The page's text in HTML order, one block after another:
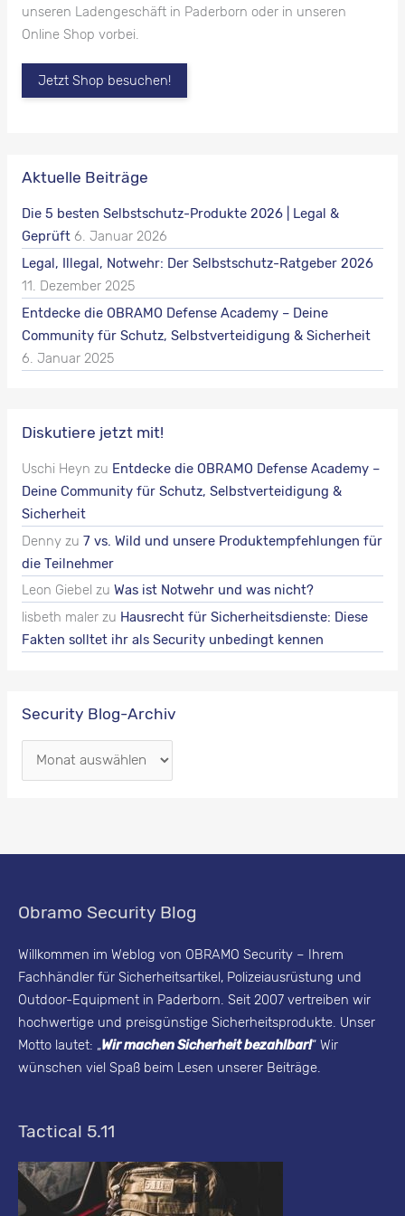
unseren Ladengeschäft in Paderborn oder in unseren
Online Shop vorbei.
Jetzt Shop besuchen!
Aktuelle Beiträge
Die 5 besten Selbstschutz-Produkte 2026 | Legal &
Geprüft 6. Januar 2026
Legal, Illegal, Notwehr: Der Selbstschutz-Ratgeber 2026
11. Dezember 2025
Entdecke die OBRAMO Defense Academy – Deine
Community für Schutz, Selbstverteidigung & Sicherheit
6. Januar 2025
Diskutiere jetzt mit!
Uschi Heyn zu Entdecke die OBRAMO Defense Academy –
Deine Community für Schutz, Selbstverteidigung &
Sicherheit
Dennyzu 7 vs. Wild und unsere Produktempfehlungen für
die Teilnehmer
Leon Giebel zu Was ist Notwehr und was nicht?
lisbeth malerzu Hausrecht für Sicherheitsdienste: Diese
Fakten solltet ihr als Security unbedingt kennen
Security Blog-Archiv
e
t
y
B
l
c
h
Obramo Security Blog
Willkommen im Weblog von OBRAMO Security – Ihrem
Fachhändler für Sicherheitsartikel, Polizeiausrüstung und
Outdoor-Equipment in Paderborn. Seit 2007 vertreiben wir
hochwertige und preisgünstige Sicherheitsprodukte. Unser
Motto lautet: „Wir machen Sicherheit bezahlbar!“ Wir
wünschen viel Spaß beim Lesen unserer Beiträge.
Tactical 5.11